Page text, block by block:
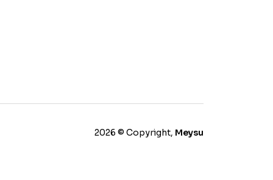
2026 © Copyright, Meysu